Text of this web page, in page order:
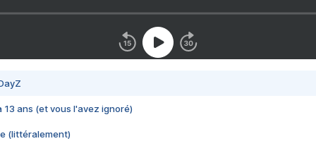
13 ans (et vous l'avez ignoré)
(littéralement)